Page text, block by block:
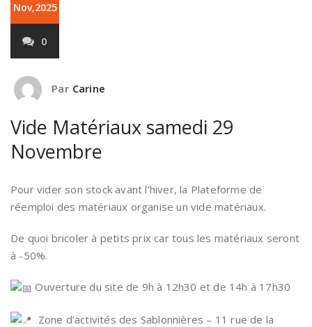
Nov,2025
0
Par Carine
Vide Matériaux samedi 29
Novembre
Pour vider son stock avant l’hiver, la Plateforme de
réemploi des matériaux organise un vide matériaux.
De quoi bricoler à petits prix car tous les matériaux seront
à -50%.
Ouverture du site de 9h à 12h30 et de 14h à 17h30
Zone d’activités des Sablonnières – 11 rue de la